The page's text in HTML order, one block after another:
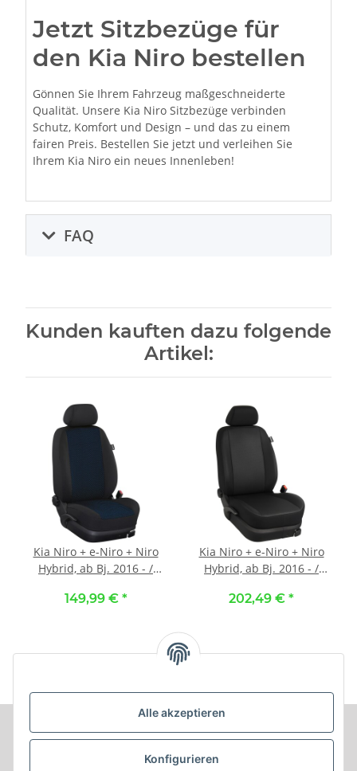
Alle akzeptieren
Konfigurieren
Jetzt Sitzbezüge für
den Kia Niro bestellen
Gönnen Sie Ihrem Fahrzeug maßgeschneiderte
Qualität. Unsere Kia Niro Sitzbezüge verbinden
Schutz, Komfort und Design – und das zu einem
fairen Preis. Bestellen Sie jetzt und verleihen Sie
Ihrem Kia Niro ein neues Innenleben!
FAQ
Kunden kauften dazu folgende
Artikel:
Kia Niro + e-Niro + Niro
Hybrid, ab Bj. 2016 - /
Schonbezüge Vordersitze
149,99 € *
Kia Niro + e-Niro + Niro
Hybrid, ab Bj. 2016 - /
Schonbezüge Vordersitze
Stoff schwarz
202,49 € *
Informationen